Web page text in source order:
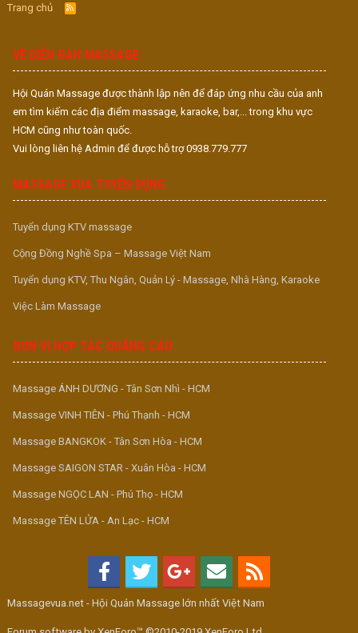
Trang chủ
R
S
VỀ DIỄN ĐÀN MASSAGE
Hội Quán Massage được thành lập nên để đáp ứng nhu cầu của anh
em tìm kiếm các địa điểm massage, karaoke, bar,... trong khu vực
HCM cũng như toàn quốc.
Vui lòng liên hệ Admin để được hỗ trợ 0938.779.777
MASSAGE VUA TUYỂN DỤNG
Tuyển dụng KTV massage
Cộng Đồng Nghề Spa – Massage Việt Nam
Tuyển dụng KTV, Thu Ngân, Quản Lý - Massage, Nhà Hàng, Karaoke
Việc Làm Massage
ĐƠN VỊ HỢP TÁC QUẢNG CÁO
Massage ÁNH DƯƠNG - Tân Sơn Nhì - HCM
Massage VINH TIÊN - Phú Thạnh - HCM
Massage BANGKOK - Tân Sơn Hòa - HCM
Massage SAIGON STAR - Xuân Hòa - HCM
Massage NGỌC LAN - Phú Thọ - HCM
Massage TÊN LỬA - An Lạc - HCM
Massagevua.net - Hội Quán Massage lớn nhất Việt Nam